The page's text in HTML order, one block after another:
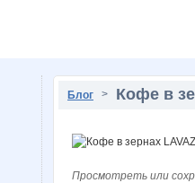
Блог > Кофе в
Просмотреть или